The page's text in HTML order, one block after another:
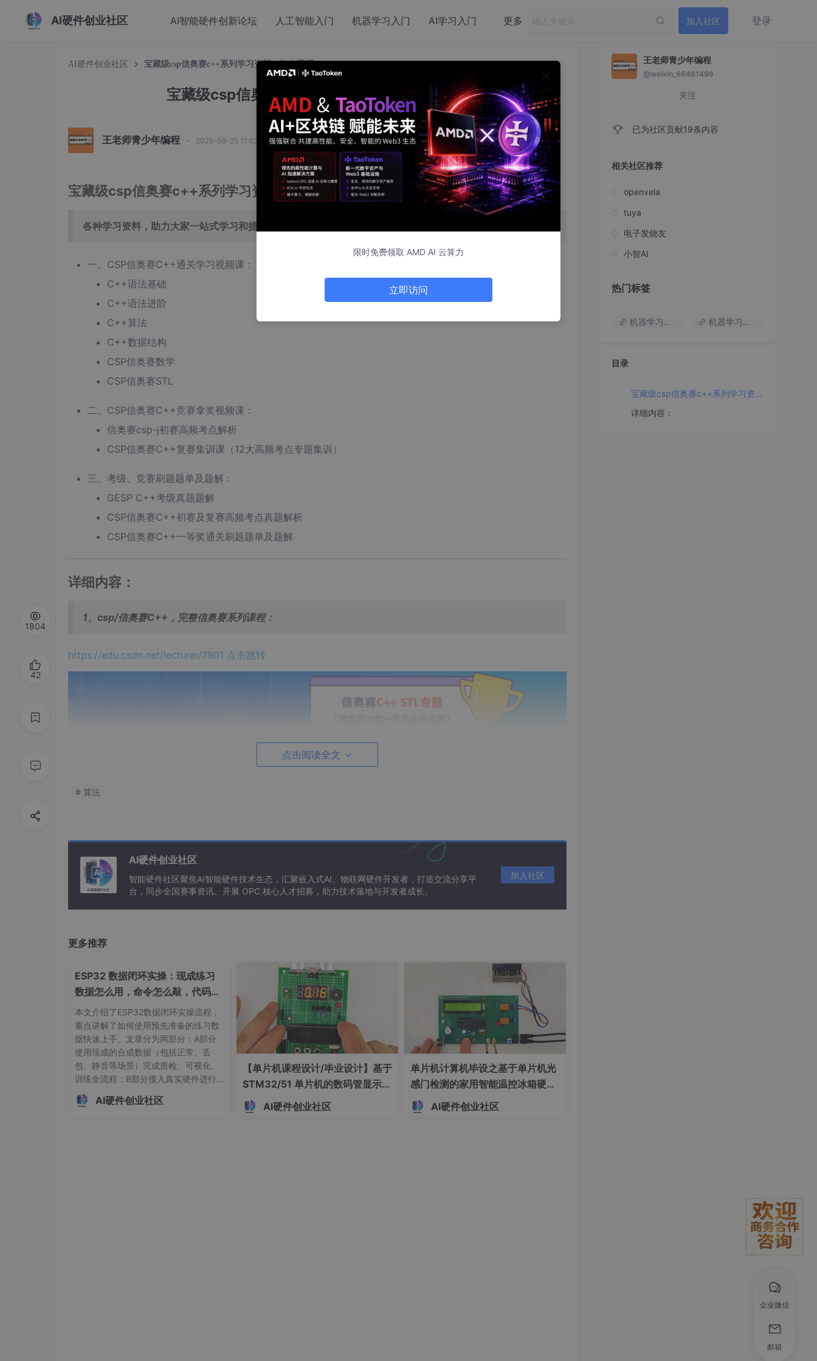
AI硬件创业社区 AI智能硬件创新论坛 人工智能入门 机器学习入门 AI学习入门 更多 加入社区 登录
AI硬件创业社区 宝藏级csp信奥赛c++系列学习资料，快来围观
宝藏级csp信奥赛c++系列学习资料，快来围观
王老师青少年编程 · 2025-09-25 11:02:25 发布
宝藏级csp信奥赛c++系列学习资料，快来围观
各种学习资料，助力大家一站式学习和提升
一、CSP信奥赛C++通关学习视频课：
C++语法基础
C++语法进阶
C++算法
C++数据结构
CSP信奥赛数学
CSP信奥赛STL
二、CSP信奥赛C++竞赛拿奖视频课：
信奥赛csp-j初赛高频考点解析
CSP信奥赛C++复赛集训课（12大高频考点专题集训）
三、考级、竞赛刷题题单及题解：
GESP C++考级真题题解
CSP信奥赛C++初赛及复赛高频考点真题解析
CSP信奥赛C++一等奖通关刷题题单及题解
详细内容：
1、csp/信奥赛C++，完整信奥赛系列课程：
https://edu.csdn.net/lecturer/7901 点击跳转
点击阅读全文
# 算法
AI硬件创业社区
智能硬件社区聚焦AI智能硬件技术生态，汇聚嵌入式AI、物联网硬件开发者，打造交流分享平
台，同步全国赛事资讯、开展 OPC 核心人才招募，助力技术落地与开发者成长。
加入社区
更多推荐
ESP32 数据闭环实操：现成练习
数据怎么用，命令怎么敲，代码写
了啥
本文介绍了ESP32数据闭环实操流程，
重点讲解了如何使用预先准备的练习数
据快速上手。文章分为两部分：A部分
使用现成的合成数据（包括正常、丢
包、静音等场景）完成质检、可视化、
训练全流程；B部分接入真实硬件进行
数据采集和实时控制。详细说明了操作
步骤、依赖环境、文件结构和代码功
AI硬件创业社区
【单片机课程设计/毕业设计】基于
STM32/51 单片机的数码管显示距
离报警硬件系统设计 基于 51/STM
32 单片机的车载简易超声测距报
AI硬件创业社区
单片机计算机毕设之基于单片机光
感门检测的家用智能温控冰箱硬件
系统设计 基于单片机的双路温度实
时显示与自动制冷调控装置开发
AI硬件创业社区
1804
42
王老师青少年编程
@weixin_66461496
关注
已为社区贡献19条内容
相关社区推荐
openvela
tuya
电子发烧友
小智AI
热门标签
机器学习入门 机器学习基础知识
目录
宝藏级csp信奥赛c++系列学习资料，快来围观
详细内容：
企业微信
邮箱
限时免费领取 AMD AI 云算力
立即访问